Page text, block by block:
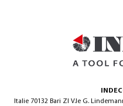
Italie 70132 Bari ZI V.le G.